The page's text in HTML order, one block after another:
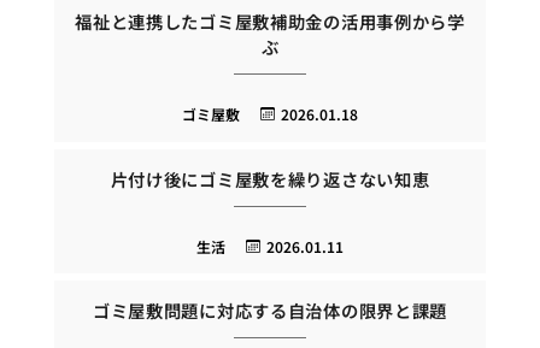
福祉と連携したゴミ屋敷補助金の活用事例から学
ぶ
2026.01.18
ゴミ屋敷
片付け後にゴミ屋敷を繰り返さない知恵
2026.01.11
生活
ゴミ屋敷問題に対応する自治体の限界と課題